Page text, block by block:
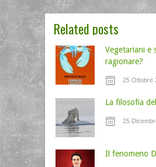
Related posts
Vegetariani e
ragionare?
25 Ottobre
La filosofia
25
Il fenomeno